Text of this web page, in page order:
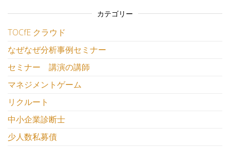
カテゴリー
TOCfE クラウド
なぜなぜ分析事例セミナー
セミナー 講演の講師
マネジメントゲーム
リクルート
中小企業診断士
少人数私募債